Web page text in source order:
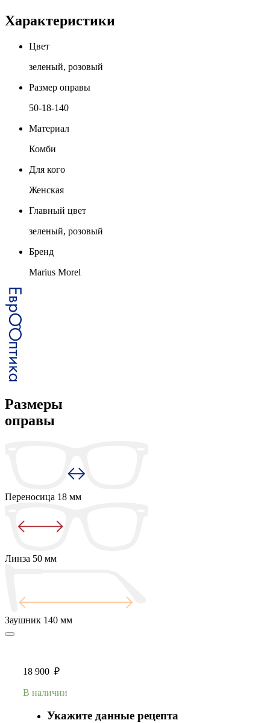
Характеристики
Цвет
зеленый, розовый
Размер оправы
50-18-140
Материал
Комби
Для кого
Женская
Главный цвет
зеленый, розовый
Бренд
Marius Morel
Размеры
оправы
Переносица 18 мм
Линза 50 мм
Заушник 140 мм
18 900 ₽
В наличии
Укажите данные рецепта